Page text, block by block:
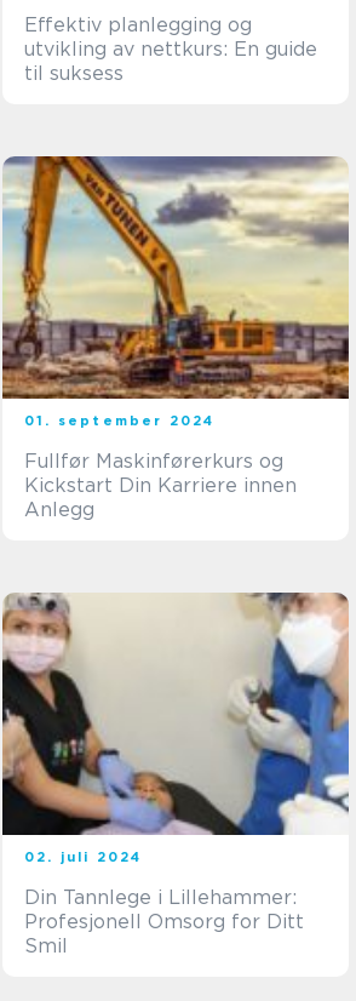
Effektiv planlegging og
utvikling av nettkurs: En guide
til suksess
01. september 2024
Fullfør Maskinførerkurs og
Kickstart Din Karriere innen
Anlegg
02. juli 2024
Din Tannlege i Lillehammer:
Profesjonell Omsorg for Ditt
Smil